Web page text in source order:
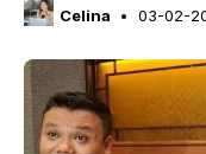
Celina 03-02-